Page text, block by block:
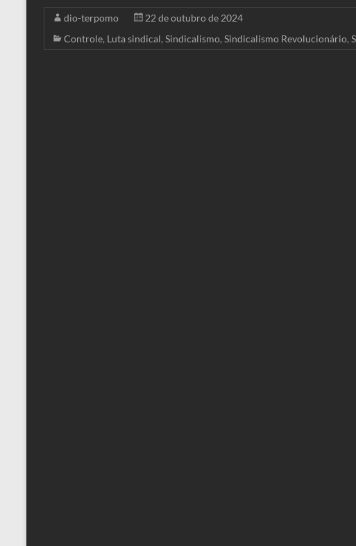
dio-terpomo
22 de outubro de 2024
Controle, Luta sindical, Sindicalismo, Sindicalismo Revolucionário,